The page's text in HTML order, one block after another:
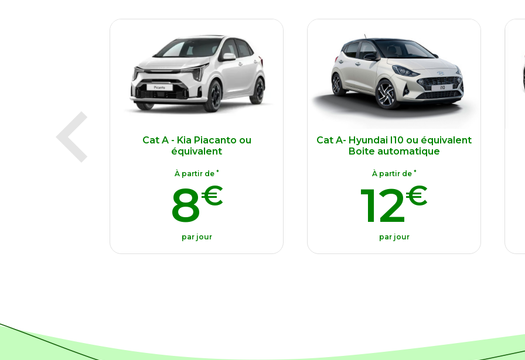
Cat A- Hyundai I10 ou équivalent
Boite automatique
À partir de*
12€
par jour
Cat B - Renault clio ou
équivalent
À partir de*
10€
par jour